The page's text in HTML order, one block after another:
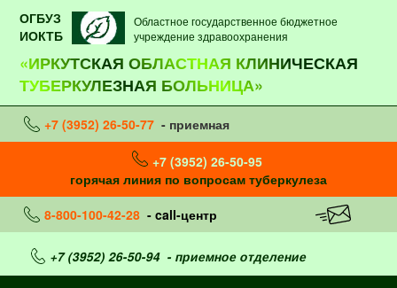
ОГБУЗ
ИОКТБ
Областное государственное бюджетное
учреждение здравоохранения
«ИРКУТСКАЯ ОБЛАСТНАЯ КЛИНИЧЕСКАЯ
ТУБЕРКУЛЕЗНАЯ БОЛЬНИЦА»
+7 (3952) 26-50-77 - приемная
+7 (3952) 26-50-95
горячая линия по вопросам туберкулеза
8-800-100-42-28 - call-центр
+7 (3952) 26-50-94- приемное отделение